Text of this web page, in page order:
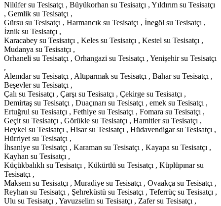
Nilüfer su Tesisatçı , Büyükorhan su Tesisatçı , Yıldırım su Tesisatçı
, Gemlik su Tesisatçı ,
Gürsu su Tesisatçı , Harmancık su Tesisatçı , İnegöl su Tesisatçı ,
İznik su Tesisatçı ,
Karacabey su Tesisatçı , Keles su Tesisatçı , Kestel su Tesisatçı ,
Mudanya su Tesisatçı ,
Orhaneli su Tesisatçı , Orhangazi su Tesisatçı , Yenişehir su Tesisatçı
,
Alemdar su Tesisatçı , Altıparmak su Tesisatçı , Bahar su Tesisatçı ,
Beşevler su Tesisatçı ,
Çalı su Tesisatçı , Çarşı su Tesisatçı , Çekirge su Tesisatçı ,
Demirtaş su Tesisatçı , Duaçınarı su Tesisatçı , emek su Tesisatçı ,
Ertuğrul su Tesisatçı , Fethiye su Tesisatçı , Fomara su Tesisatçı ,
Geçit su Tesisatçı , Görükle su Tesisatçı , Hamitler su Tesisatçı ,
Heykel su Tesisatçı , Hisar su Tesisatçı , Hüdavendigar su Tesisatçı ,
Hürriyet su Tesisatçı ,
İhsaniye su Tesisatçı , Karaman su Tesisatçı , Kayapa su Tesisatçı ,
Kayhan su Tesisatçı ,
Küçükbalıklı su Tesisatçı , Kükürtlü su Tesisatçı , Küplüpınar su
Tesisatçı ,
Maksem su Tesisatçı , Muradiye su Tesisatçı , Ovaakça su Tesisatçı ,
Reyhan su Tesisatçı , Şehreküstü su Tesisatçı , Teferrüç su Tesisatçı ,
Ulu su Tesisatçı , Yavuzselim su Tesisatçı , Zafer su Tesisatçı ,